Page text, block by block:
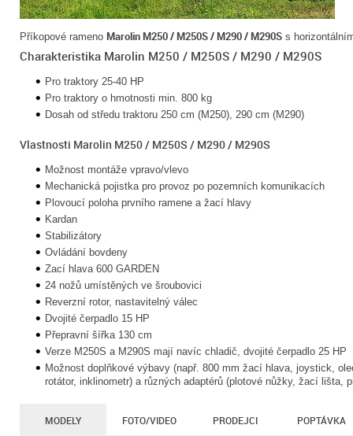
Příkopové rameno Marolin M250 / M250S / M290 / M290S s
Charakteristika Marolin M250 / M250S / M290 / M290S
Pro traktory 25-40 HP
Pro traktory o hmotnosti min. 800 kg
Dosah od středu traktoru 250 cm (M250), 290 cm (M290)
Vlastnosti Marolin M250 / M250S / M290 / M290S
Možnost montáže vpravo/vlevo
Mechanická pojistka pro provoz po pozemních komunikacích
Plovoucí poloha prvního ramene a žací hlavy
Kardan
Stabilizátory
Ovládání bovdeny
Zací hlava 600 GARDEN
24 nožů umístěných ve šroubovici
Reverzní rotor, nastavitelný válec
Dvojité čerpadlo 15 HP
Přepravní šířka 130 cm
Verze M250S a M290S mají navíc chladič, dvojité čerpadlo 25 HP
Možnost doplňkové výbavy (např. 800 mm žací hlava, joystick,
rotátor, inklinometr) a různých adaptérů (plotové nůžky, žací lišta,
MODELY FOTO/VIDEO PRODEJCI POPTÁVKA